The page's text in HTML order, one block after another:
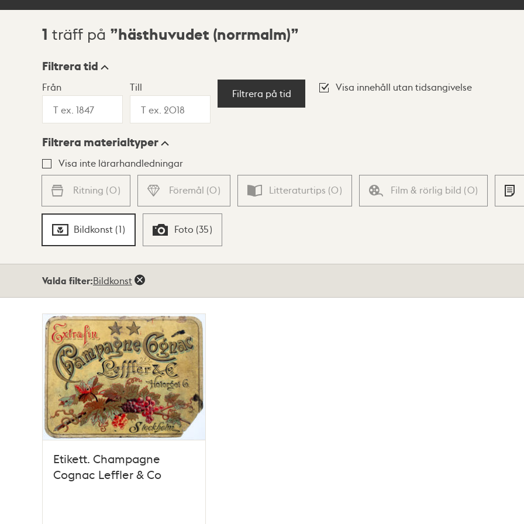
Sökresultat
1 träff på hästhuvudet (norrmalm)
Visningsläge
Lista Karta
Filtrera tid
Från Till
Filtrera på tid
Visa innehåll utan tidsangivelse
Filtrera materialtyper
Visa inte lärarhandledningar
Ritning (0) Föremål (0) Litteraturtips (0) Film & rörlig bild (0)
Bildkonst (1) Foto (35)
Valda filter:Bildkonst
Etikett. Champagne
Cognac Leffler & Co